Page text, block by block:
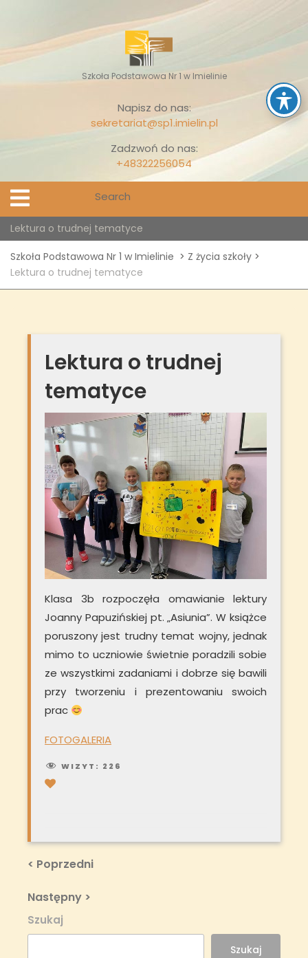
content
Szkoła Podstawowa Nr 1 w Imielinie
Napisz do nas:
sekretariat@sp1.imielin.pl
Zadzwoń do nas:
+48322256054
Open
Menu
Lektura o trudnej tematyce
Szkoła Podstawowa Nr 1 w Imielinie > Z życia szkoły >
Lektura o trudnej tematyce
Lektura o trudnej
tematyce
Klasa 3b rozpoczęła omawianie lektury
Joanny Papuzińskiej pt. „Asiunia”. W książce
poruszony jest trudny temat wojny, jednak
mimo to uczniowie świetnie poradzili sobie
ze wszystkimi zadaniami i dobrze się bawili
przy tworzeniu i prezentowaniu swoich
prac
FOTOGALERIA
WIZYT: 226
Nawigacja
Previous
< Poprzedni
Next
Post
Następny >
Szukaj
Szukaj